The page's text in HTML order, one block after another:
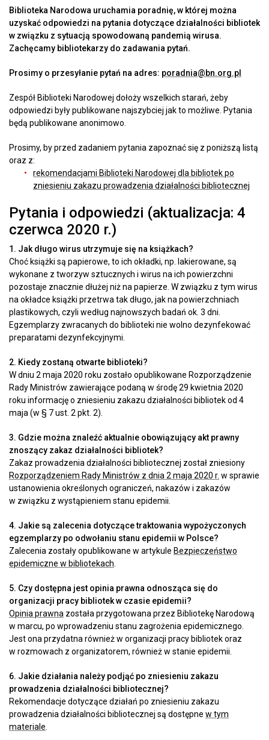
Biblioteka Narodowa uruchamia poradnię, w której można
uzyskać odpowiedzi na pytania dotyczące działalności bibliotek
w związku z sytuacją spowodowaną pandemią wirusa.
Zachęcamy bibliotekarzy do zadawania pytań.
Prosimy o przesyłanie pytań na adres: poradnia@bn.org.pl
Zespół Biblioteki Narodowej dołoży wszelkich starań, żeby
odpowiedzi były publikowane najszybciej jak to możliwe. Pytania
będą publikowane anonimowo.
Prosimy, by przed zadaniem pytania zapoznać się z poniższą listą
oraz z:
rekomendacjami Biblioteki Narodowej dla bibliotek po
zniesieniu zakazu prowadzenia działalności bibliotecznej
Pytania i odpowiedzi (aktualizacja: 4
czerwca 2020 r.)
1. Jak długo wirus utrzymuje się na książkach?
Choć książki są papierowe, to ich okładki, np. lakierowane, są
wykonane z tworzyw sztucznych i wirus na ich powierzchni
pozostaje znacznie dłużej niż na papierze. W związku z tym wirus
na okładce książki przetrwa tak długo, jak na powierzchniach
plastikowych, czyli według najnowszych badań ok. 3 dni.
Egzemplarzy zwracanych do biblioteki nie wolno dezynfekować
preparatami dezynfekcyjnymi.
2. Kiedy zostaną otwarte biblioteki?
W dniu 2 maja 2020 roku zostało opublikowane Rozporządzenie
Rady Ministrów zawierające podaną w środę 29 kwietnia 2020
roku informację o zniesieniu zakazu działalności bibliotek od 4
maja (w § 7 ust. 2 pkt. 2).
3. Gdzie można znaleźć aktualnie obowiązujący akt prawny
znoszący zakaz działalności bibliotek?
Zakaz prowadzenia działalności bibliotecznej został zniesiony
Rozporządzeniem Rady Ministrów z dnia 2 maja 2020 r. w sprawie
ustanowienia określonych ograniczeń, nakazów i zakazów
w związku z wystąpieniem stanu epidemii.
4. Jakie są zalecenia dotyczące traktowania wypożyczonych
egzemplarzy po odwołaniu stanu epidemii w Polsce?
Zalecenia zostały opublikowane w artykule Bezpieczeństwo
epidemiczne w bibliotekach
5. Czy dostępna jest opinia prawna odnosząca się do
organizacji pracy bibliotek w czasie epidemii?
Opinia prawna została przygotowana przez Bibliotekę Narodową
w marcu, po wprowadzeniu stanu zagrożenia epidemicznego.
Jest ona przydatna również w organizacji pracy bibliotek oraz
w rozmowach z organizatorem, również w stanie epidemii.
6. Jakie działania należy podjąć po zniesieniu zakazu
prowadzenia działalności bibliotecznej?
Rekomendacje dotyczące działań po zniesieniu zakazu
prowadzenia działalności bibliotecznej są dostępne w tym
materiale